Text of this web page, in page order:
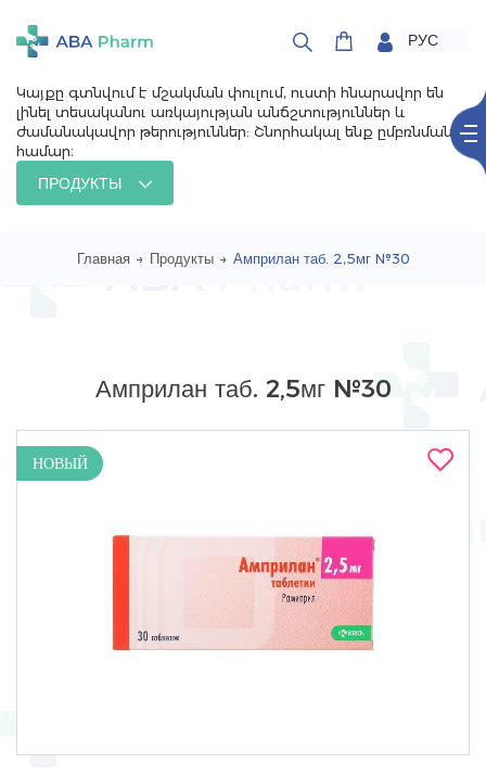
РУС
Կայքը գտնվում է մշակման փուլում, ուստի հնարավոր են
լինել տեսականու առկայության անճշտություններ և
ժամանակավոր թերություններ: Շնորհակալ ենք ըմբռնման
համար։
ПРОДУКТЫ
Главная → Продукты → Амприлан таб. 2,5мг №30
Амприлан таб. 2,5мг №30
НОВЫЙ